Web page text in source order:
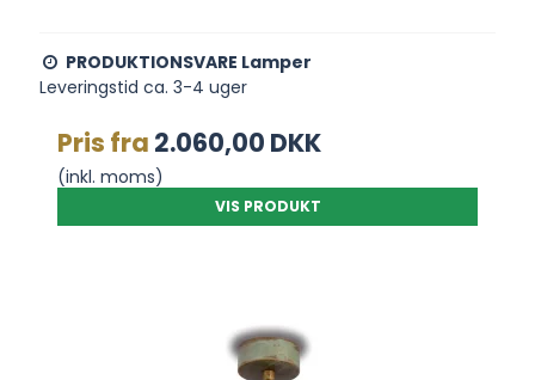
PRODUKTIONSVARE Lamper
Leveringstid ca. 3-4 uger
Pris fra 2.060,00 DKK
(inkl. moms)
VIS PRODUKT